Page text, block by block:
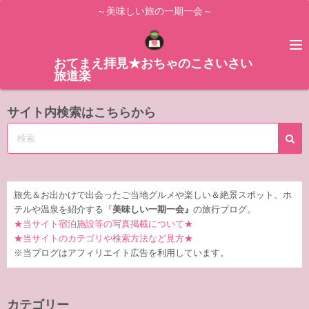
ス
ッ
～美味しい旅の一期一会～
おてまえ拝見★おちゃのこさいさい
旅道楽
サイト内検索はこちらから
旅先＆お出かけで出会ったご当地グルメや楽しい＆絶景スポット、ホ
テルや温泉を紹介する『 美味しい一期一会』 の旅行ブログ。
★当サイト宿泊施設等の写真掲載について★
★当サイトのカテゴリや検索方法など見方★
※当ブログはアフィリエイト広告を利用しています。
カテゴリー